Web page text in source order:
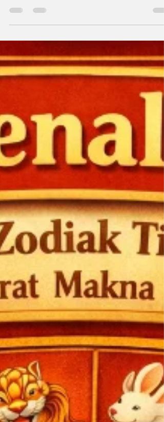
shui keturunan India, memaparkan makna mendalam di
Membaca Karakter Shio Kuda Lewat Logika dan Filosofi
Tiongkok Menurut Suhu Chan, feng shui dan sh